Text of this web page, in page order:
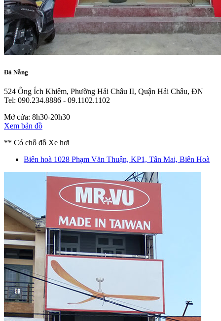
Đà Nẵng
524 Ông Ích Khiêm, Phường Hải Châu II, Quận Hải Châu, ĐN
Tel: 090.234.8886 - 09.1102.1102
Mở cửa: 8h30-20h30
Xem bản đồ
** Có chỗ đỗ Xe hơi
Biên hoà 1028 Phạm Văn Thuận, KP1, Tân Mai, Biên Hoà